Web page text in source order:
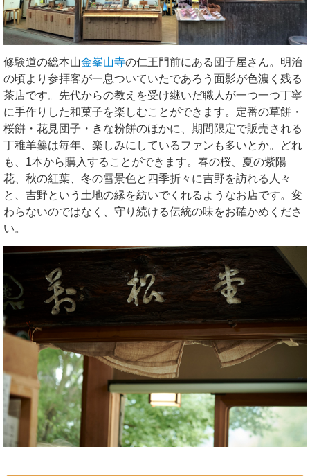
修験道の総本山金峯山寺の仁王門前にある団子屋さん。明治
の頃より参拝客が一息ついていたであろう面影が色濃く残る
茶店です。先代からの教えを受け継いだ職人が一つ一つ丁寧
に手作りした和菓子を楽しむことができます。定番の草餅・
桜餅・花見団子・きな粉餅のほかに、期間限定で販売される
丁稚羊羹は毎年、楽しみにしているファンも多いとか。どれ
も、1本から購入することができます。春の桜、夏の紫陽
花、秋の紅葉、冬の雪景色と四季折々に吉野を訪れる人々
と、吉野という土地の縁を紡いでくれるようなお店です。変
わらないのではなく、守り続ける伝統の味をお確かめくださ
い。